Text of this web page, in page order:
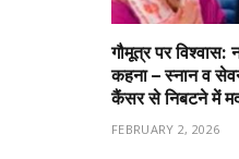
गौमूत्र पर विश्वास:
कहना – स्नान व
कैंसर से निबटने में
FEBRUARY 2, 2026